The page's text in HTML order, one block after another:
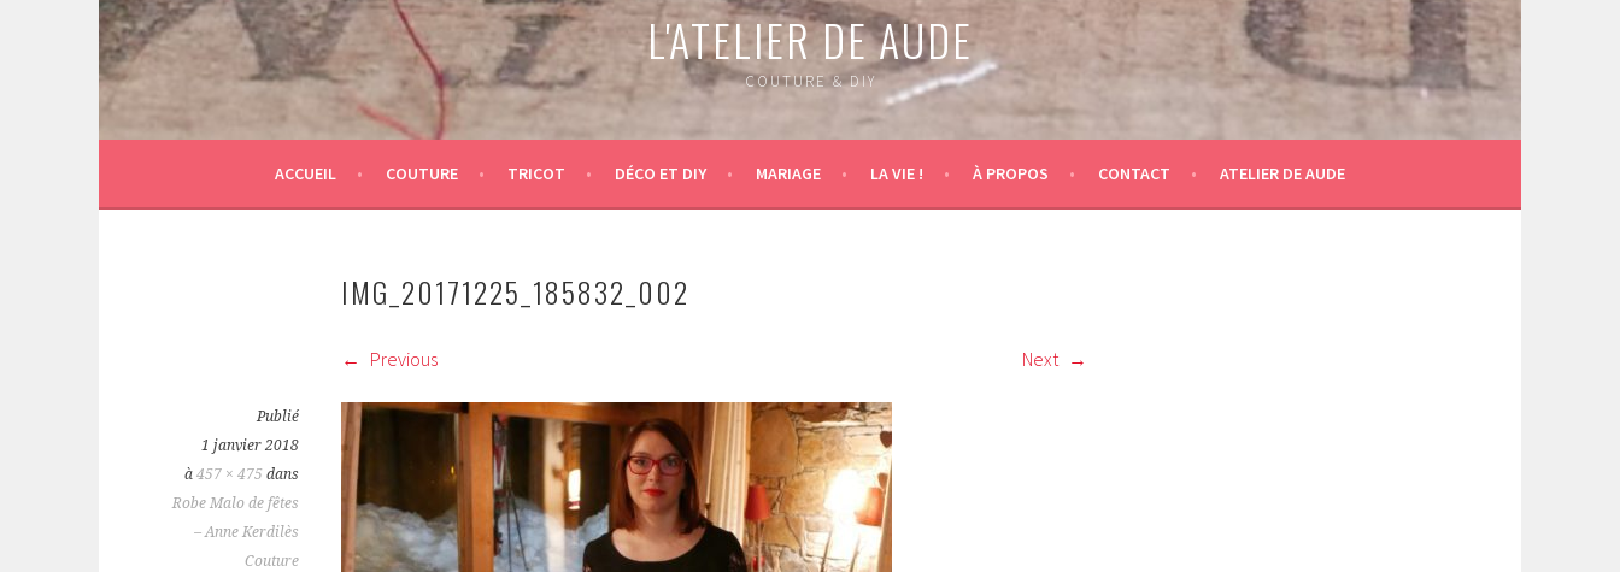
L'ATELIER DE AUDE
COUTURE & DIY
ACCUEIL COUTURE TRICOT DÉCO ET DIY MARIAGE LA VIE ! À PROPOS CONTACT ATELIER DE AUDE
IMG_20171225_185832_002
Previous Next
Publié
1 janvier 2018
à 457 × 475 dans
Robe Malo de fêtes
– Anne Kerdilès
Couture